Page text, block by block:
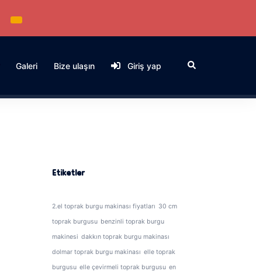
Galeri Bize ulaşın Giriş yap Search
Etiketler
2.el toprak burgu makinası fiyatları 30 cm
toprak burgusu benzinli toprak burgu
makinesi dakkın toprak burgu makinası
dolmar toprak burgu makinası elle toprak
burgusu elle çevirmeli toprak burgusu en